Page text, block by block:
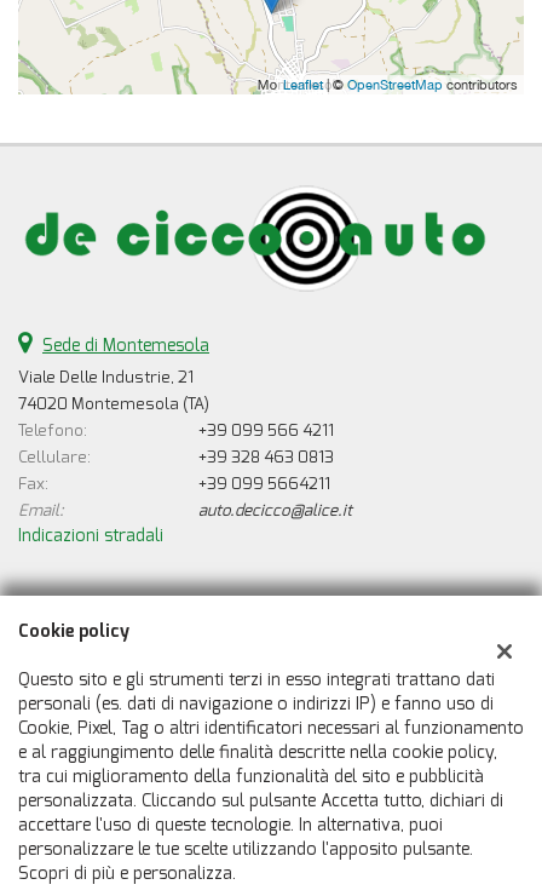
Leaflet| © OpenStreetMap contributors
Sede di Montemesola
Viale Delle Industrie, 21
74020 Montemesola (TA)
Telefono:
+39 099 566 4211
Cellulare:
+39 328 463 0813
Fax:
+39 099 5664211
Email:
auto.decicco@alice.it
Indicazioni stradali
Dati fiscali:
De Cicco Auto
Viale Delle Industrie, 21, Montemesola (TA)
C.F/P.IVA:00388550733
Registro delle imprese:TA
Cookie policy
Questo sito e gli strumenti terzi in esso integrati trattano dati
personali (es. dati di navigazione o indirizzi IP) e fanno uso di
Cookie, Pixel, Tag o altri identificatori necessari al funzionamento
e al raggiungimento delle finalità descritte nella cookie policy,
tra cui miglioramento della funzionalità del sito e pubblicità
personalizzata. Cliccando sul pulsante Accetta tutto, dichiari di
accettare l'uso di queste tecnologie. In alternativa, puoi
personalizzare le tue scelte utilizzando l'apposito pulsante.
Scopri di più e personalizza.